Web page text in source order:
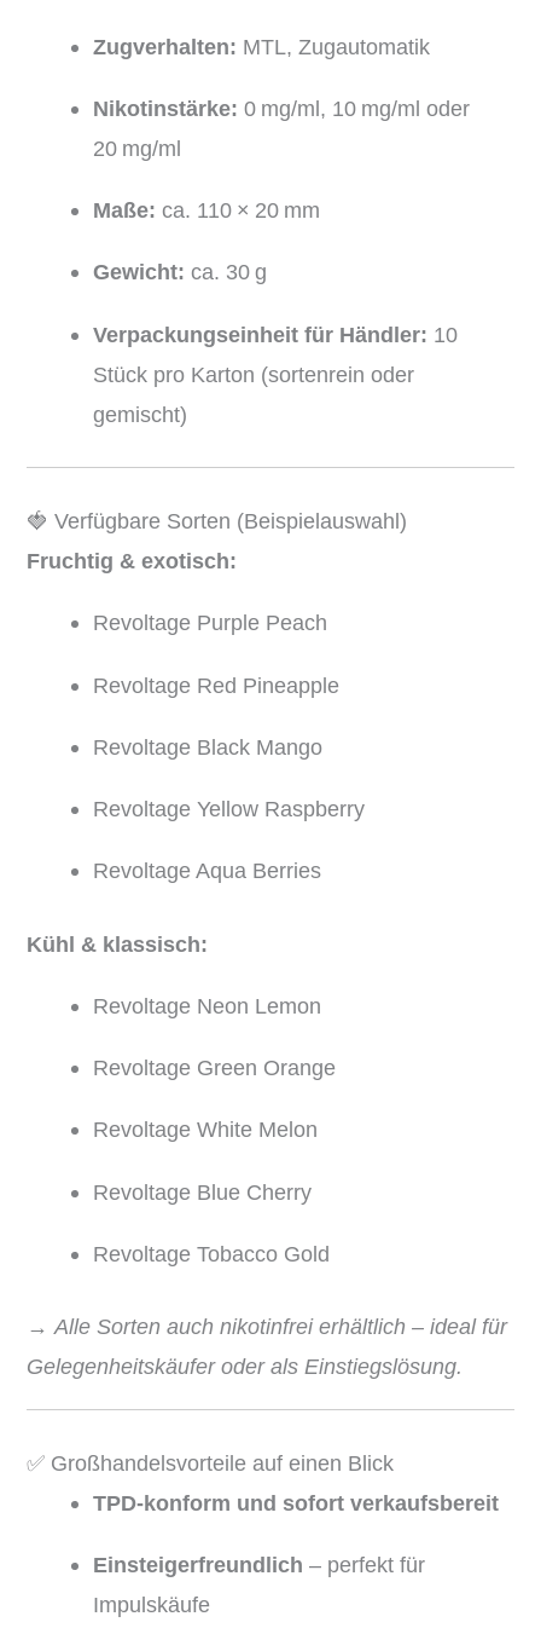
Zugverhalten: MTL, Zugautomatik
Nikotinstärke: 0 mg/ml, 10 mg/ml oder
20 mg/ml
Maße: ca. 110 × 20 mm
Gewicht: ca. 30 g
Verpackungseinheit für Händler: 10
Stück pro Karton (sortenrein oder
gemischt)
🍓 Verfügbare Sorten (Beispielauswahl)
Fruchtig & exotisch:
Revoltage Purple Peach
Revoltage Red Pineapple
Revoltage Black Mango
Revoltage Yellow Raspberry
Revoltage Aqua Berries
Kühl & klassisch:
Revoltage Neon Lemon
Revoltage Green Orange
Revoltage White Melon
Revoltage Blue Cherry
Revoltage Tobacco Gold
→Alle Sorten auch nikotinfrei erhältlich – ideal für
Gelegenheitskäufer oder als Einstiegslösung.
✅ Großhandelsvorteile auf einen Blick
TPD-konform und sofort verkaufsbereit
Einsteigerfreundlich – perfekt für
Impulskäufe